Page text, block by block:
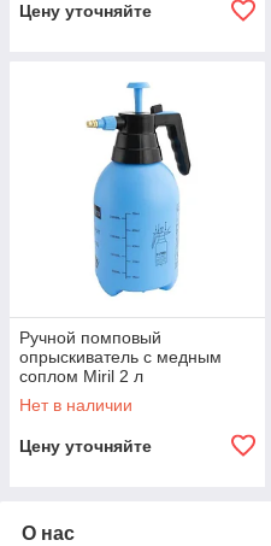
Цену уточняйте
Ручной помповый
опрыскиватель с медным
соплом Miril 2 л
Нет в наличии
Цену уточняйте
О нас